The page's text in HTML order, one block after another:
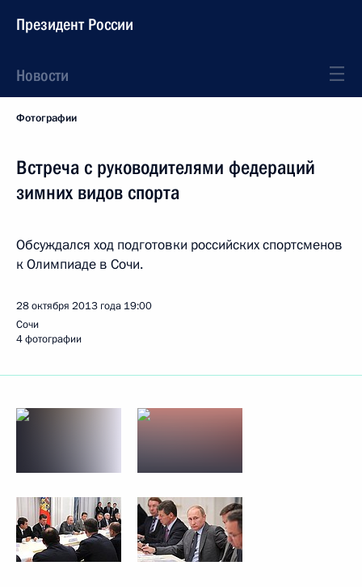
Президент России
Новости
Фотографии
Встреча с руководителями федераций
зимних видов спорта
Обсуждался ход подготовки российских спортсменов
к Олимпиаде в Сочи.
28 октября 2013 года 19:00
Сочи
4 фотографии